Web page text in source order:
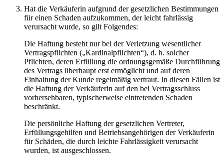
Hat die Verkäuferin aufgrund der gesetzlichen Bestimmungen
für einen Schaden aufzukommen, der leicht fahrlässig
verursacht wurde, so gilt Folgendes:
Die Haftung besteht nur bei der Verletzung wesentlicher
Vertragspflichten („Kardinalpflichten“), d. h. solcher
Pflichten, deren Erfüllung die ordnungsgemäße Durchführung
des Vertrags überhaupt erst ermöglicht und auf deren
Einhaltung der Kunde regelmäßig vertraut. In diesen Fällen ist
die Haftung der Verkäuferin auf den bei Vertragsschluss
vorhersehbaren, typischerweise eintretenden Schaden
beschränkt.
Die persönliche Haftung der gesetzlichen Vertreter,
Erfüllungsgehilfen und Betriebsangehörigen der Verkäuferin
für Schäden, die durch leichte Fahrlässigkeit verursacht
wurden, ist ausgeschlossen.